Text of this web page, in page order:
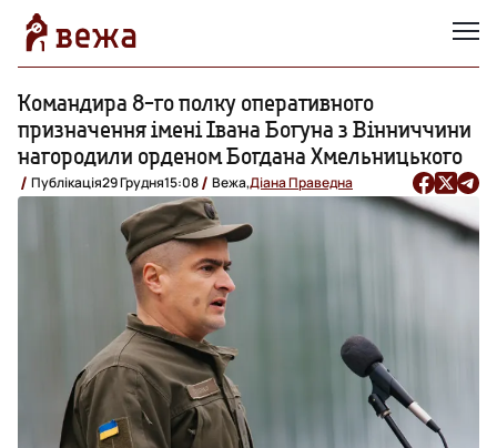
Командира 8-го полку оперативного
призначення імені Івана Богуна з Вінниччини
нагородили орденом Богдана Хмельницького
Публікація29 Грудня15:08 Вежа,Діана Праведна